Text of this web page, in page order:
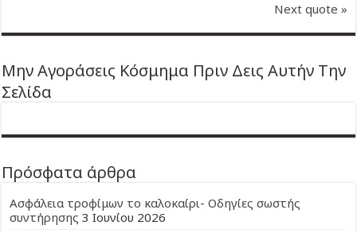
Next quote »
Μην Αγοράσεις Κόσμημα Πριν Δεις Αυτήν Την
Σελίδα
Πρόσφατα άρθρα
Ασφάλεια τροφίμων το καλοκαίρι- Οδηγίες σωστής
συντήρησης 3 Ιουνίου 2026